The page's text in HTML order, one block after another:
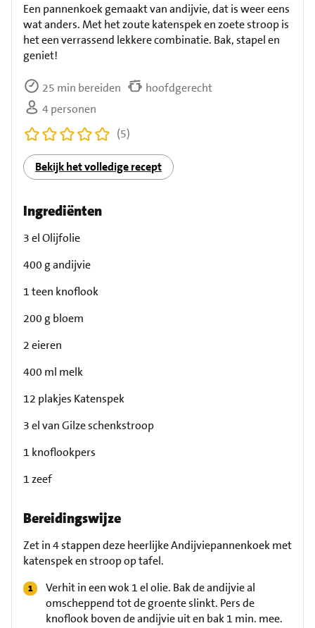
Een pannenkoek gemaakt van andijvie, dat is weer eens
wat anders. Met het zoute katenspek en zoete stroop is
het een verrassend lekkere combinatie. Bak, stapel en
geniet!
25 min bereiden
hoofdgerecht
4 personen
(5)
Bekijk het volledige recept
Ingrediënten
3 el Olijfolie
400 g andijvie
1 teen knoflook
200 g bloem
2 eieren
400 ml melk
12 plakjes Katenspek
3 el van Gilze schenkstroop
1 knoflookpers
1 zeef
Bereidingswijze
Zet in 4 stappen deze heerlijke Andijviepannenkoek met
katenspek en stroop op tafel.
Verhit in een wok 1 el olie. Bak de andijvie al
omscheppend tot de groente slinkt. Pers de
knoflook boven de andijvie uit en bak 1 min. mee.